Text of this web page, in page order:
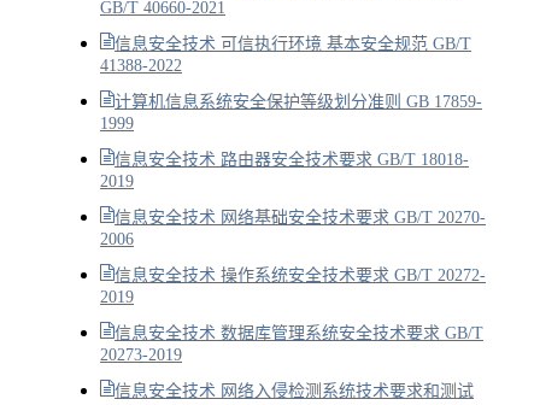
GB/T 40660-2021
信息安全技术 可信执行环境 基本安全规范 GB/T
41388-2022
计算机信息系统安全保护等级划分准则 GB 17859-
1999
信息安全技术 路由器安全技术要求 GB/T 18018-
2019
信息安全技术 网络基础安全技术要求 GB/T 20270-
2006
信息安全技术 操作系统安全技术要求 GB/T 20272-
2019
信息安全技术 数据库管理系统安全技术要求 GB/T
20273-2019
信息安全技术 网络入侵检测系统技术要求和测试